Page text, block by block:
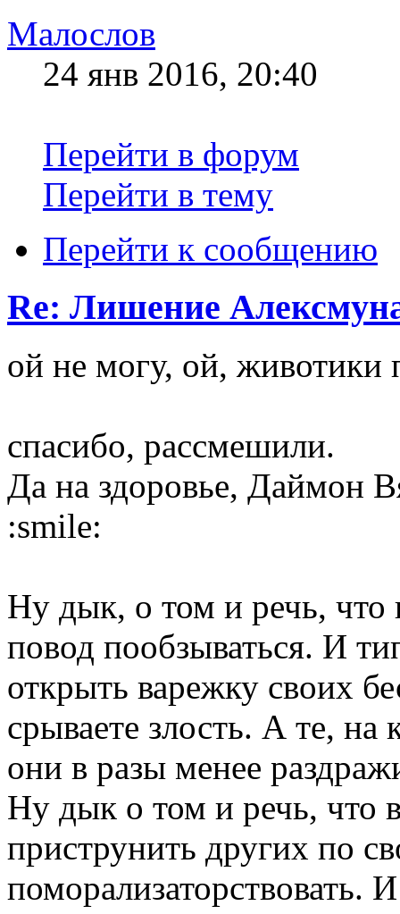
Малослов
24 янв 2016, 20:40
Перейти в форум
Перейти в тему
Перейти к сообщению
Re: Лишение
ой не могу, ой,
спасибо, рассмешили.
Да на здоровье, Даймон
:smile:
Ну дык, о том и речь, что
повод пообзываться. И
открыть варежку своих
срываете злость. А те, на
они в разы менее
Ну дык о том и речь, что
приструнить других по
поморализаторствовать.